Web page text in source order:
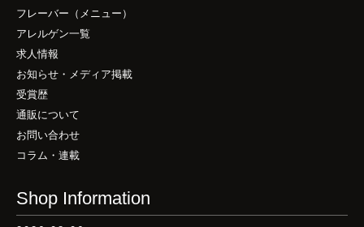
フレーバー（メニュー）
アレルゲン一覧
求人情報
お知らせ・メディア掲載
受賞歴
通販について
お問い合わせ
コラム・連載
Shop Information